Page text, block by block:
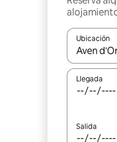
Ubicación
Cuando
Llegada
Salida